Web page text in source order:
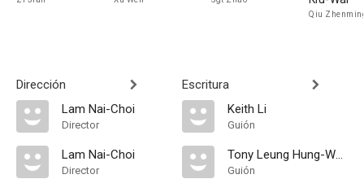
Qiu
Dirección
Lam Nai-Choi
Director
Lam Nai-Choi
Director
Escritura
Keith Li
Guión
Tony Leung Hung-Wah
Guión